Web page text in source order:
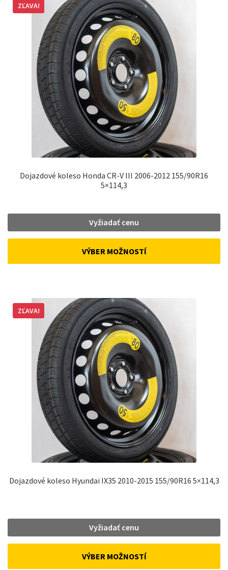
Dojazdové koleso Honda CR-V III 2006-2012 155/90R16
5×114,3
ZĽAVA!
Vyžiadať cenu
VÝBER MOŽNOSTÍ
Dojazdové koleso Hyundai IX35 2010-2015 155/90R16 5×114,3
ZĽAVA!
Vyžiadať cenu
VÝBER MOŽNOSTÍ